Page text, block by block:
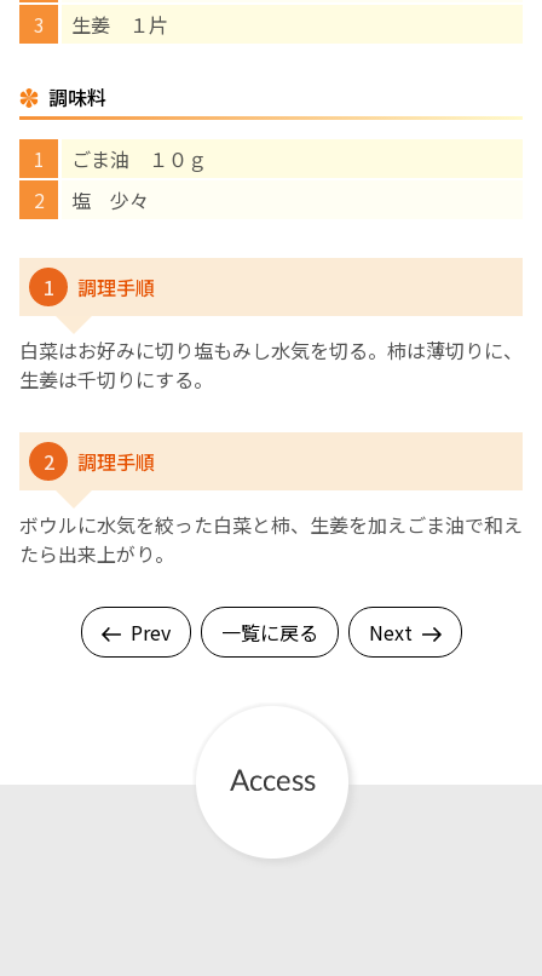
生姜 １片
調味料
ごま油 １０ｇ
塩 少々
1 調理手順
白菜はお好みに切り塩もみし水気を切る。柿は薄切りに、
生姜は千切りにする。
2 調理手順
ボウルに水気を絞った白菜と柿、生姜を加えごま油で和え
たら出来上がり。
Prev 一覧に戻る Next
遠方にお住まいで当院での出産を希望される方へ
医師プロフィール